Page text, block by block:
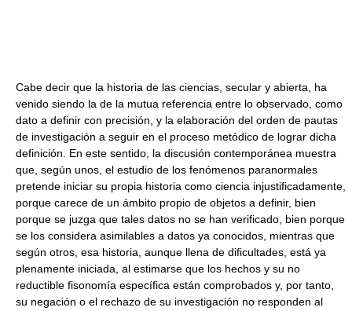
Cabe decir que la historia de las ciencias, secular y abierta, ha
venido siendo la de la mutua referencia entre lo observado, como
dato a definir con precisión, y la elaboración del orden de pautas
de investigación a seguir en el proceso metódico de lograr dicha
definición. En este sentido, la discusión contemporánea muestra
que, según unos, el estudio de los fenómenos paranormales
pretende iniciar su propia historia como ciencia injustificadamente,
porque carece de un ámbito propio de objetos a definir, bien
porque se juzga que tales datos no se han verificado, bien porque
se los considera asimilables a datos ya conocidos, mientras que
según otros, esa historia, aunque llena de dificultades, está ya
plenamente iniciada, al estimarse que los hechos y su no
reductible fisonomía específica están comprobados y, por tanto,
su negación o el rechazo de su investigación no responden al